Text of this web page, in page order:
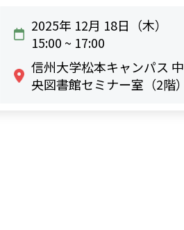
2025年 12月 18日（木）
15:00 ~ 17:00
信州大学松本キャンパス 中
央図書館セミナー室（2階）